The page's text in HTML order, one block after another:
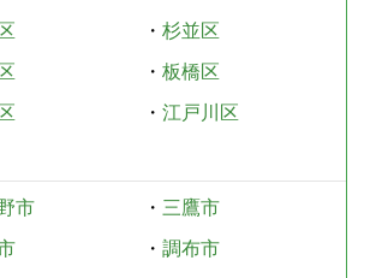
・ 杉並区
・ 板橋区
・ 江戸川区
市 ・ 三鷹市
・ 調布市